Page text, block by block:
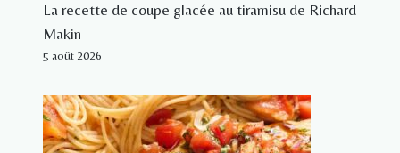
La recette de coupe glacée au tiramisu de Richard
Makin
5 août 2026